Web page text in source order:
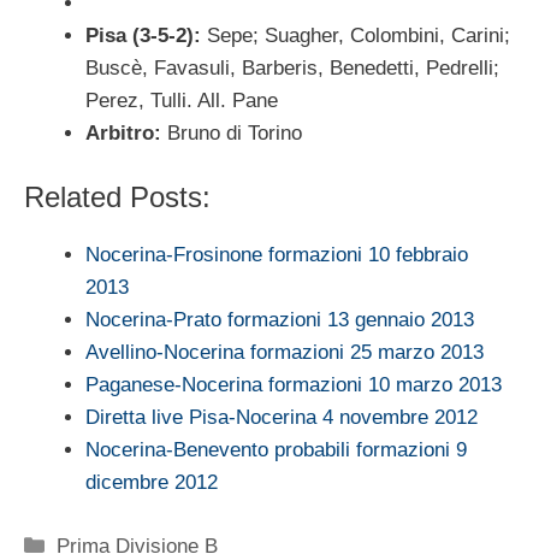
Pisa (3-5-2): Sepe; Suagher, Colombini, Carini;
Buscè, Favasuli, Barberis, Benedetti, Pedrelli;
Perez, Tulli. All. Pane
Arbitro: Bruno di Torino
Related Posts:
Nocerina-Frosinone formazioni 10 febbraio
2013
Nocerina-Prato formazioni 13 gennaio 2013
Avellino-Nocerina formazioni 25 marzo 2013
Paganese-Nocerina formazioni 10 marzo 2013
Diretta live Pisa-Nocerina 4 novembre 2012
Nocerina-Benevento probabili formazioni 9
dicembre 2012
Categorie
Prima Divisione B